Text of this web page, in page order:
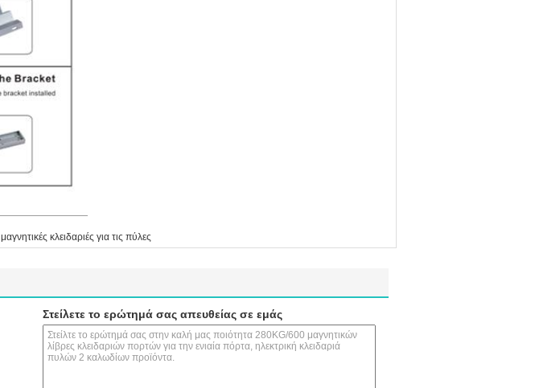
μαγνητικές κλειδαριές για τις πύλες
Στείλετε το ερώτημά σας απευθείας σε εμάς